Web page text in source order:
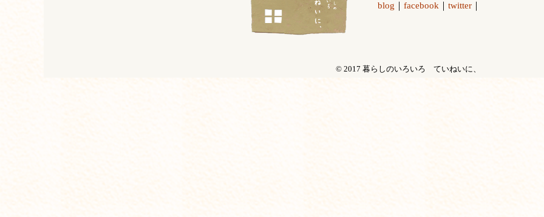
blog facebook twitter
© 2017 暮らしのいろいろ ていねいに、